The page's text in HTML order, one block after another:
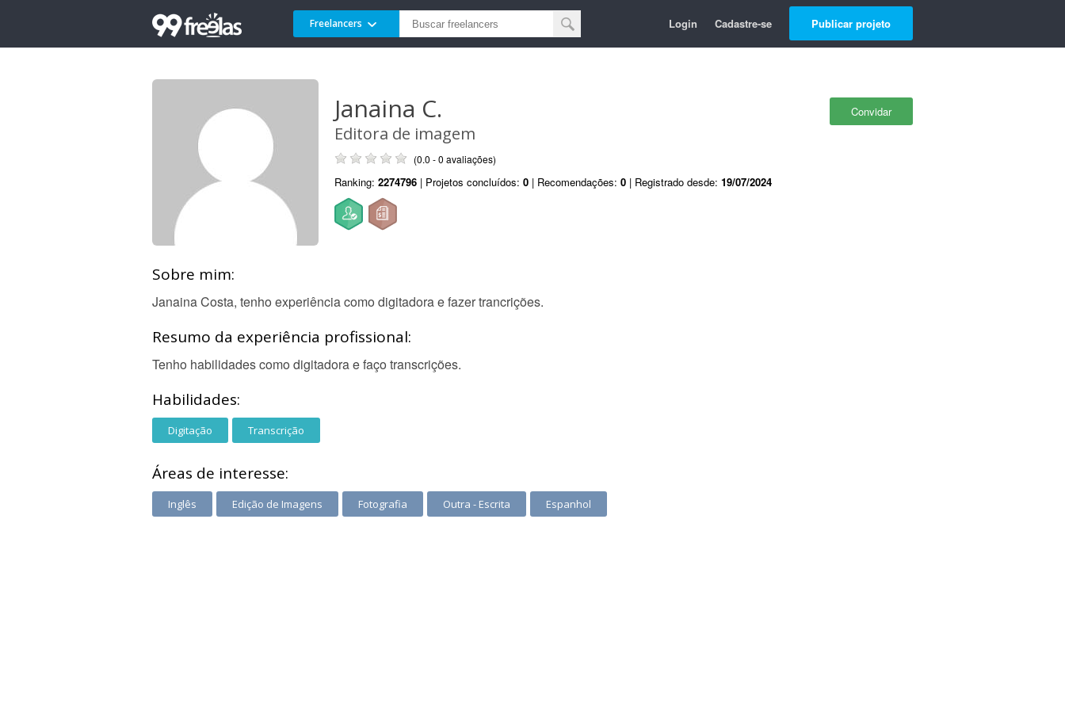
Freelancers Login Cadastre-se Publicar projeto
Convidar
Janaina C.
Editora de imagem
(0.0 - 0 avaliações)
Ranking: 2274796 | Projetos concluídos: 0 | Recomendações: 0 | Registrado desde: 19/07/2024
Sobre mim:
Janaina Costa, tenho experiência como digitadora e fazer trancrições.
Resumo da experiência profissional:
Tenho habilidades como digitadora e faço transcrições.
Habilidades:
Digitação Transcrição
Áreas de interesse:
Inglês Edição de Imagens Fotografia Outra - Escrita Espanhol